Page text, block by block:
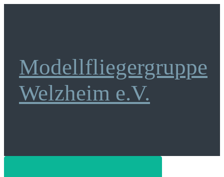
Modellfliegergruppe
Welzheim e.V.